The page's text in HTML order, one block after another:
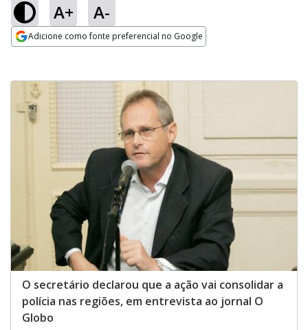
A+ A-
Adicione como fonte preferencial no Google
O secretário declarou que a ação vai consolidar a
polícia nas regiões, em entrevista ao jornal O
Globo